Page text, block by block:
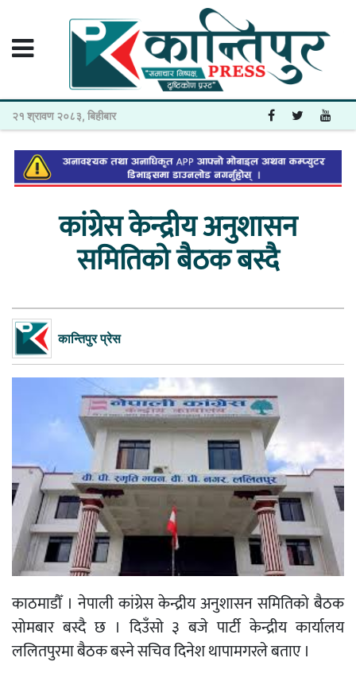
२१ श्रावण २०८३, बिहीबार
कांग्रेस केन्द्रीय अनुशासन
समितिको बैठक बस्दै
कान्तिपुर प्रेस
काठमाडौँ । नेपाली कांग्रेस केन्द्रीय अनुशासन समितिको बैठक
सोमबार बस्दै छ । दिउँसो ३ बजे पार्टी केन्द्रीय कार्यालय
ललितपुरमा बैठक बस्ने सचिव दिनेश थापामगरले बताए ।